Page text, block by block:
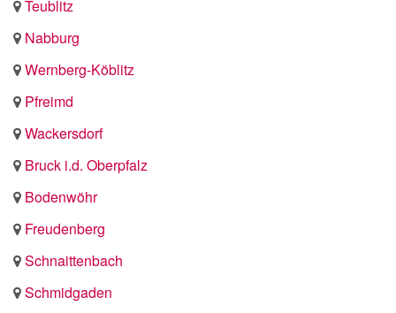
Teublitz
Nabburg
Wernberg-Köblitz
Pfreimd
Wackersdorf
Bruck i.d. Oberpfalz
Bodenwöhr
Freudenberg
Schnaittenbach
Schmidgaden